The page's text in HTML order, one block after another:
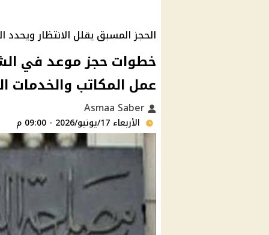
الحجز المسبق يقلل الانتظار ويحدد
عمل المكاتب والخدمات
الأربعاء 17/يونيو/2026 - 09:00 م